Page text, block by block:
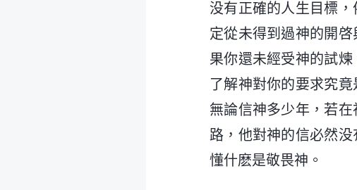
没有正確的人生目標
定從未得到過神的開
果你還未經受神的試
了解神對你的要求究
無論信神多少年，若
路，他對神的信必然
懂什麽是敬畏神。